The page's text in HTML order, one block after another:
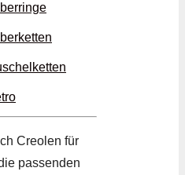
Creolen für
passenden